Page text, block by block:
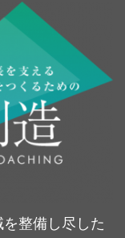
整備し尽した